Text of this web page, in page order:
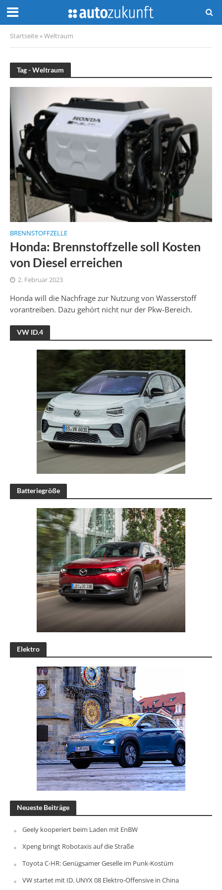
Startseite »Weltraum
Tag - Weltraum
BRENNSTOFFZELLE
Honda: Brennstoffzelle soll Kosten
von Diesel erreichen
2. Februar 2023
Honda will die Nachfrage zur Nutzung von Wasserstoff
vorantreiben. Dazu gehört nicht nur der Pkw-Bereich.
VW ID.4
Batteriegröße
Elektro
Neueste Beiträge
Geely kooperiert beim Laden mit EnBW
Xpeng bringt Robotaxis auf die Straße
Toyota C-HR: Genügsamer Geselle im Punk-Kostüm
VW startet mit ID. UNYX 08 Elektro-Offensive in China